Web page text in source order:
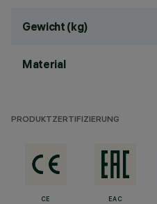
Gewicht (kg)
Material
PRODUKTZERTIFIZIERUNG
CE EAC